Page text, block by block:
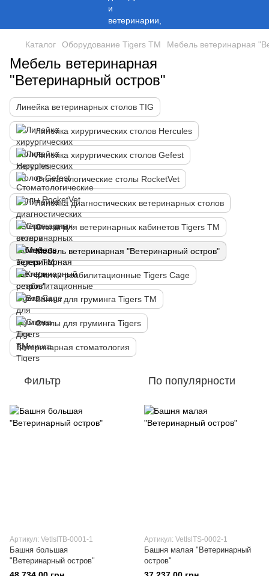
Каталог Оборудование Tigers TM Мебель ветеринарная
Мебель ветеринарная
"Ветеринарный остров"
Линейка ветеринарных столов TIG
Линейка хирургических столов Hercules
Линейка хирургических столов Gefest
Стоматологические столы RocketVet
Линейка диагностических ветеринарных столов
Столы для ветеринарных кабинетов Tigers TM
Мебель ветеринарная "Ветеринарный остров"
Клетки реабилитационные Tigers Cage
Ванны для груминга Tigers TM
Столы для груминга Tigers
Ветеринарная стоматология
Фильтр По популярности
Артикул: VetIslTB-0001-1
Башня большая
"Ветеринарный остров"
Артикул: VetIslTS-0002-1
Башня малая "Ветеринарный
остров"